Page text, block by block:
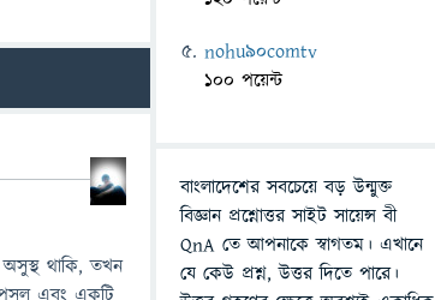
থাকি, তখন
nohu90comtv
100 পয়েন্ট
বাংলাদেশের সবচেয়ে বড় উন্মুক্ত
বিজ্ঞান প্রশ্নোত্তর সাইট সায়েন্স বী
QnA তে আপনাকে স্বাগতম। এখানে
যে কেউ প্রশ্ন, উত্তর দিতে পারে।